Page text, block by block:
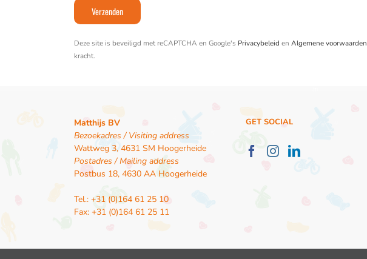
Deze site is beveiligd met reCAPTCHA en Google's Privacybeleid en Algemene voorwaarden
kracht.
Matthijs BV
Bezoekadres / Visiting address
Wattweg 3, 4631 SM Hoogerheide
Postadres / Mailing address
Postbus 18, 4630 AA Hoogerheide
Tel.: +31 (0)164 61 25 10
Fax: +31 (0)164 61 25 11
GET SOCIAL